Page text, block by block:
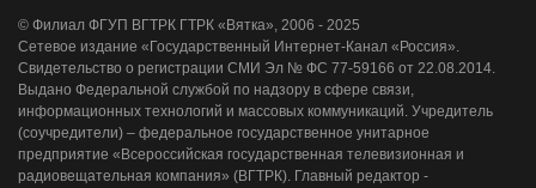
© Филиал ФГУП ВГТРК ГТРК «Вятка», 2006 - 2025
Сетевое издание «Государственный Интернет-Канал «Россия».
Свидетельство о регистрации СМИ Эл № ФС 77-59166 от 22.08.2014.
Выдано Федеральной службой по надзору в сфере связи,
информационных технологий и массовых коммуникаций. Учредитель
(соучредители) – федеральное государственное унитарное
предприятие «Всероссийская государственная телевизионная и
радиовещательная компания» (ВГТРК). Главный редактор -